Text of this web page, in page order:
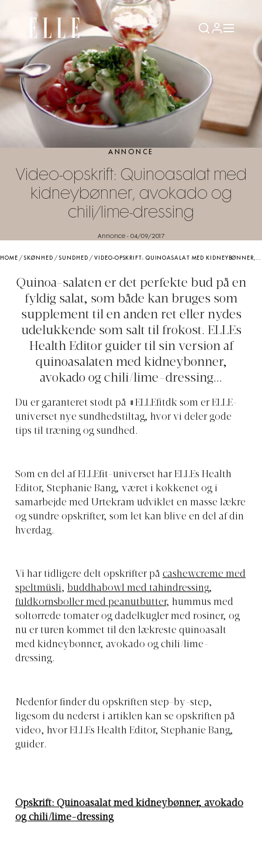
ANNONCE
Video-opskrift: Quinoasalat med
kidneybønner, avokado og
chili/lime-dressing
Annonce- 04/09/2017
HOME /SKØNHED /SUNDHED /VIDEO-OPSKRIFT: QUINOASALAT MED KIDNEYBØNNER, AVOKADO OG CHILI/LIME-DRESSING
Quinoa-salaten er det perfekte bud på en
fyldig salat, som både kan bruges som
supplement til en anden ret eller nydes
udelukkende som salt til frokost. ELLEs
Health Editor guider til sin version af
quinoasalaten med kidneybønner,
avokado og chili/lime-dressing...
Du er garanteret stødt på #ELLEfitdk som er ELLE-
universet nye sundhedstiltag, hvor vi deler gode
tips til træning og sundhed.
Som en del af ELLEfit-universet har ELLEs Health
Editor, Stephanie Bang, været i køkkenet og i
samarbejde med Urtekram udviklet en masse lækre
og sundre opskrifter, som let kan blive en del af din
hverdag.
Vi har tidligere delt opskrifter på cashewcreme med
speltmüsli, buddhabowl med tahindressing,
fuldkornsboller med peanutbutter, hummus med
soltørrede tomater og dadelkugler med rosiner, og
nu er turen kommet til den lækreste quinoasalt
med kidneybønner, avokado og chili/lime-
dressing.
Nedenfor finder du opskriften step-by-step,
ligesom du nederst i artiklen kan se opskriften på
video, hvor ELLEs Health Editor, Stephanie Bang,
guider.
Opskrift: Quinoasalat med kidneybønner, avokado
og chili/lime-dressing